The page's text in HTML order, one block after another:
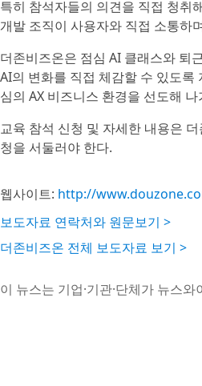
특히 참석자들의 의견을 직접 청취
개발 조직이 사용자와 직접 소통하
더존비즈온은 점심 AI 클래스와 퇴
AI의 변화를 직접 체감할 수 있도
심의 AX 비즈니스 환경을 선도해
교육 참석 신청 및 자세한 내용은
청을 서둘러야 한다.
웹사이트: http://
보도자료 연락처와 원문보기 >
더존비즈온 전체 보도자료 보기 >
이 뉴스는 기업·기관·단체가 뉴스